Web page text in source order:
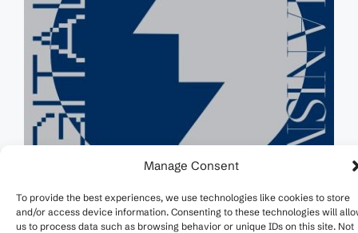
Manage Consent
To provide the best experiences, we use technologies like cookies to store
and/or access device information. Consenting to these technologies will
us to process data such as browsing behavior or unique IDs on this site. Not